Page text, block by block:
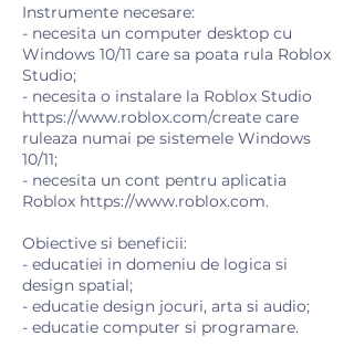
Instrumente necesare:
- necesita un computer desktop cu
Windows 10/11 care sa poata rula Roblox
Studio;
- necesita o instalare la Roblox Studio
https://www.roblox.com/create care
ruleaza numai pe sistemele Windows
10/11;
- necesita un cont pentru aplicatia
Roblox https://www.roblox.com.
Obiective si beneficii:
- educatiei in domeniu de logica si
design spatial;
- educatie design jocuri, arta si audio;
- educatie computer si programare.